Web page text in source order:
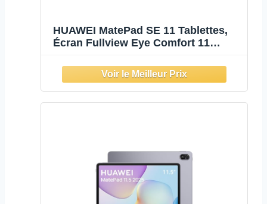
HUAWEI MatePad SE 11 Tablettes,
Écran Fullview Eye Comfort 11
475g 6,9mm, Son époustouflant
ajusté, M-Pencil, Batterie de 7,700
mAh, Gris